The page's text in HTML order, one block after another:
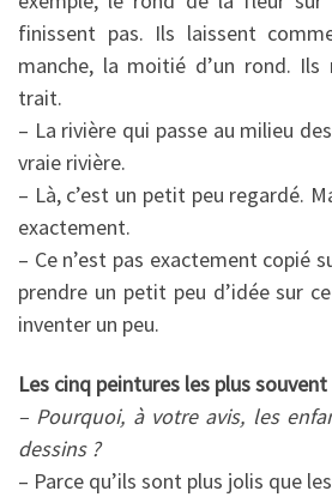
finissent pas. Ils laissent
manche, la moitié d’un rond. Ils
trait.
– La rivière qui passe au milieu
vraie rivière.
– Là, c’est un petit peu regardé.
exactement.
– Ce n’est pas exactement copié
prendre un petit peu d’idée sur
inventer un peu.
Les cinq peintures les plus
– Pourquoi, à votre avis, les
dessins ?
– Parce qu’ils sont plus jolis que